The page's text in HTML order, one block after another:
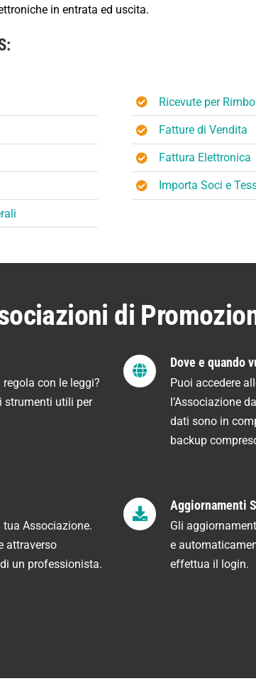
in entrata ed uscita.
Ricevute per
Fatture di Vendita
Fattura Elettronica
Importa Soci e
di
con le leggi?
strumenti utili per
Dove e quando
Puoi accedere
l’Associazione
dati sono in
backup
Associazione.
attraverso
un professionista.
Aggiornamenti
Gli
e
effettua il login.